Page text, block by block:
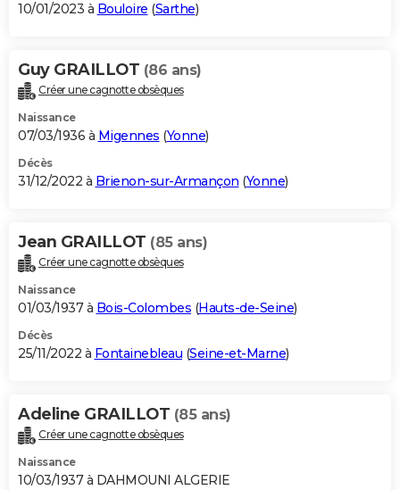
10/01/2023 à Bouloire (Sarthe)
Guy GRAILLOT (86 ans)
Créer une cagnotte obsèques
Naissance
07/03/1936 à Migennes (Yonne)
Décès
31/12/2022 à Brienon-sur-Armançon (Yonne)
Jean GRAILLOT (85 ans)
Créer une cagnotte obsèques
Naissance
01/03/1937 à Bois-Colombes (Hauts-de-Seine)
Décès
25/11/2022 à Fontainebleau (Seine-et-Marne)
Adeline GRAILLOT (85 ans)
Créer une cagnotte obsèques
Naissance
10/03/1937 à DAHMOUNI ALGERIE